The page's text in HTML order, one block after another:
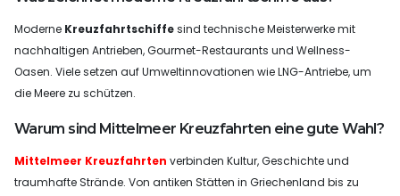
Moderne Kreuzfahrtschiffesind technische Meisterwerke mit
nachhaltigen Antrieben, Gourmet-Restaurants und Wellness-
Oasen. Viele setzen auf Umweltinnovationen wie LNG-Antriebe, um
die Meere zu schützen.
Warum sind Mittelmeer Kreuzfahrten eine gute Wahl?
Mittelmeer Kreuzfahrten verbinden Kultur, Geschichte und
traumhafte Strände. Von antiken Stätten in Griechenland bis zu